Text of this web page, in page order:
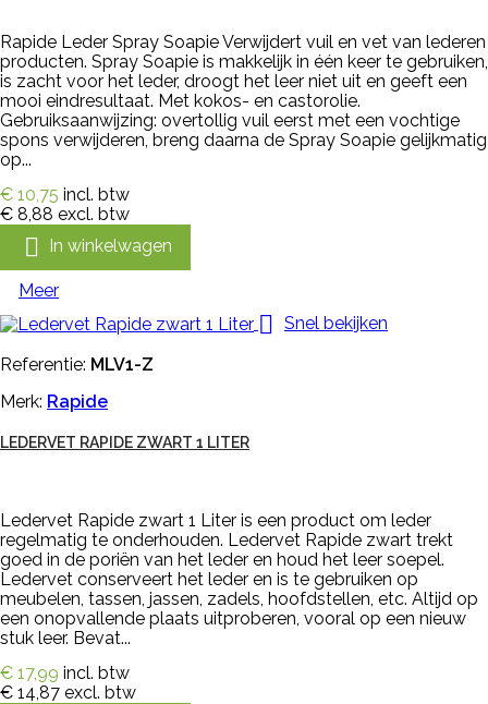
Rapide Leder Spray Soapie Verwijdert vuil en vet van lederen
producten. Spray Soapie is makkelijk in één keer te gebruiken,
is zacht voor het leder, droogt het leer niet uit en geeft een
mooi eindresultaat. Met kokos- en castorolie.
Gebruiksaanwijzing: overtollig vuil eerst met een vochtige
spons verwijderen, breng daarna de Spray Soapie gelijkmatig
op...
€ 10,75 incl. btw
€ 8,88 excl. btw
 In winkelwagen
Meer
 Snel bekijken
Referentie: MLV1-Z
Merk: Rapide
LEDERVET RAPIDE ZWART 1 LITER
Ledervet Rapide zwart 1 Liter is een product om leder
regelmatig te onderhouden. Ledervet Rapide zwart trekt
goed in de poriën van het leder en houd het leer soepel.
Ledervet conserveert het leder en is te gebruiken op
meubelen, tassen, jassen, zadels, hoofdstellen, etc. Altijd op
een onopvallende plaats uitproberen, vooral op een nieuw
stuk leer. Bevat...
€ 17,99 incl. btw
€ 14,87 excl. btw